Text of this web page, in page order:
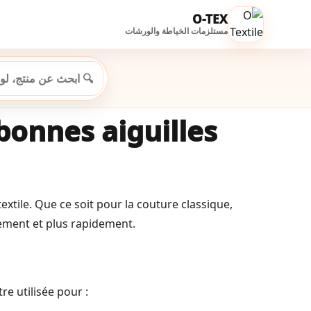
O-TEX
مستلزمات الخياطة والورشات
aiguilles
Que ce soit pour la couture classique,
et plus rapidement.
utilisée pour :